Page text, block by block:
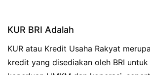
KUR BRI Adalah
KUR atau Kredit Usaha Rakyat
kredit yang disediakan oleh BRI